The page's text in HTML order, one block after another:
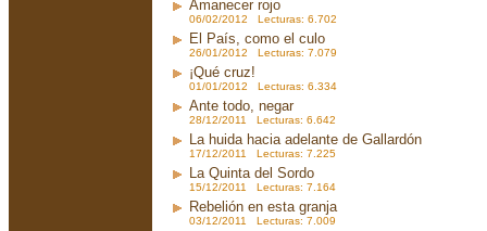
Amanecer rojo
06/02/2012 Lecturas: 6.702
El País, como el culo
26/01/2012 Lecturas: 7.079
¡Qué cruz!
01/01/2012 Lecturas: 6.334
Ante todo, negar
28/12/2011 Lecturas: 6.642
La huida hacia adelante de Gallardón
17/12/2011 Lecturas: 7.225
La Quinta del Sordo
15/12/2011 Lecturas: 7.164
Rebelión en esta granja
03/12/2011 Lecturas: 7.009